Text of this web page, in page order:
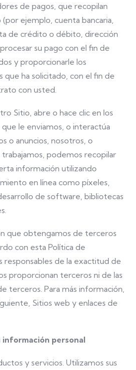
de pagos, que recopilan
ejemplo, cuenta bancaria,
de crédito o débito, dirección
su pago con el fin de
y proporcionarle los
que ha solicitado, con el fin de
con usted.
Sitio, abre o hace clic en los
le enviamos, o interactúa
o anuncios, nosotros, o
podemos recopilar
información utilizando
en línea como píxeles,
de software, bibliotecas
que obtengamos de terceros
con esta Política de
responsables de la exactitud de
proporcionan terceros ni de las
terceros. Para más información,
Sitios web y enlaces de
información personal
y servicios. Utilizamos sus